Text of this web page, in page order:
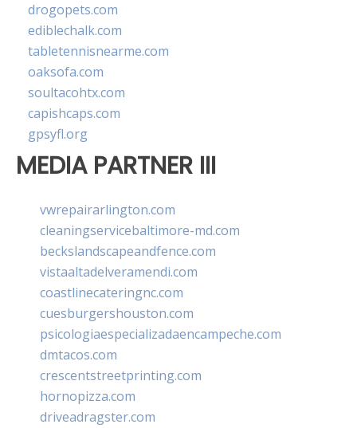
drogopets.com
ediblechalk.com
tabletennisnearme.com
oaksofa.com
soultacohtx.com
capishcaps.com
gpsyfl.org
MEDIA PARTNER III
vwrepairarlington.com
cleaningservicebaltimore-md.com
beckslandscapeandfence.com
vistaaltadelveramendi.com
coastlinecateringnc.com
cuesburgershouston.com
psicologiaespecializadaencampeche.com
dmtacos.com
crescentstreetprinting.com
hornopizza.com
driveadragster.com